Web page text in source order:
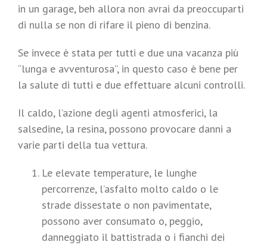
in un garage, beh allora non avrai da preoccuparti
di nulla se non di rifare il pieno di benzina.
Se invece è stata per tutti e due una vacanza più
“lunga e avventurosa”, in questo caso è bene per
la salute di tutti e due effettuare alcuni controlli.
Il caldo, l’azione degli agenti atmosferici, la
salsedine, la resina, possono provocare danni a
varie parti della tua vettura.
Le elevate temperature, le lunghe
percorrenze, l’asfalto molto caldo o le
strade dissestate o non pavimentate,
possono aver consumato o, peggio,
danneggiato il battistrada o i fianchi dei